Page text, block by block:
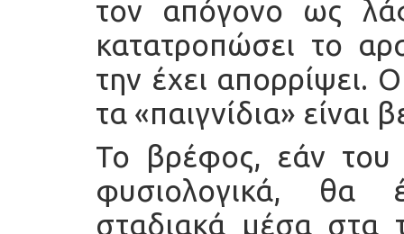
τον απόγονο ως
κατατροπώσει το
την έχει απορρίψει.
τα «παιγνίδια» είναι
Το βρέφος, εάν του
φυσιολογικά, θα
σταδιακά μέσα στα